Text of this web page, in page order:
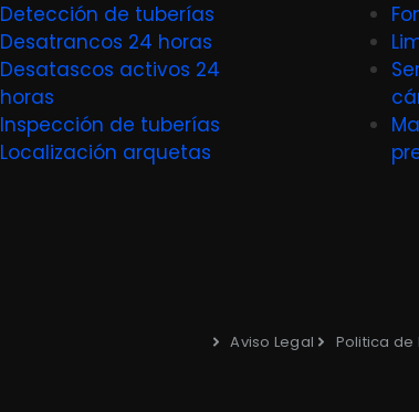
Detección de tuberías
Desatrancos 24 horas
Desatascos activos 24
horas
Inspección de tuberías
Localización arquetas
Aviso Legal Politica de